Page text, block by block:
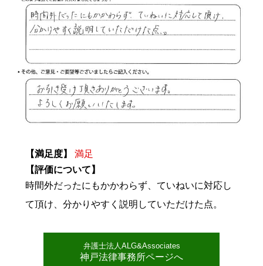
【満足度】
満足
【評価について】
時間外だったにもかかわらず、ていねいに対応し
て頂け、分かりやすく説明していただけた点。
弁護士法人ALG&Associates
神戸法律事務所ページへ